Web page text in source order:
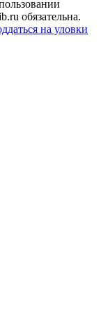
обязательна.
на уловки